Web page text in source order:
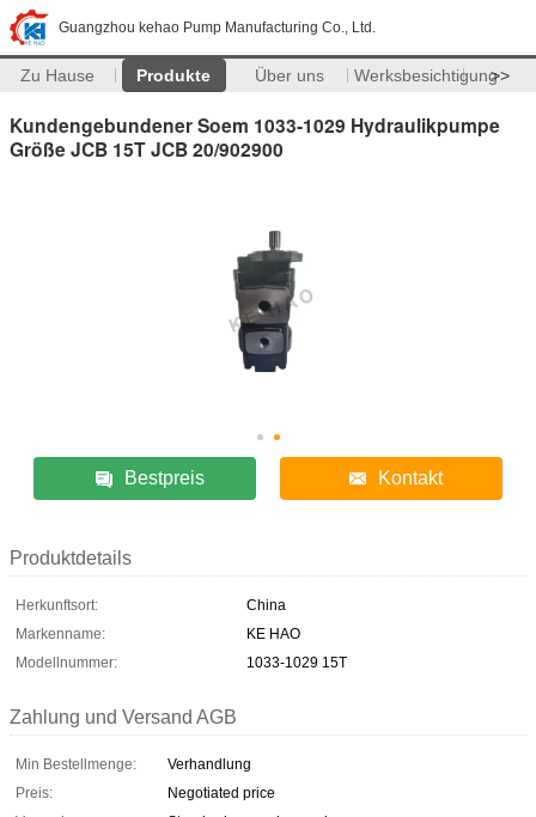
Guangzhou kehao Pump Manufacturing Co., Ltd.
Zu Hause Produkte Über uns Werksbesichtigung>>
Kundengebundener Soem 1033-1029 Hydraulikpumpe
Größe JCB 15T JCB 20/902900
Bestpreis Kontakt
Produktdetails
Herkunftsort:
China
Markenname:
KE HAO
Modellnummer:
1033-1029 15T
Zahlung und Versand AGB
Min Bestellmenge:
Verhandlung
Preis:
Negotiated price